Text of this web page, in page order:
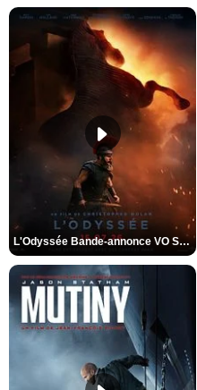
L'Odyssée Bande-annonce VO STFR